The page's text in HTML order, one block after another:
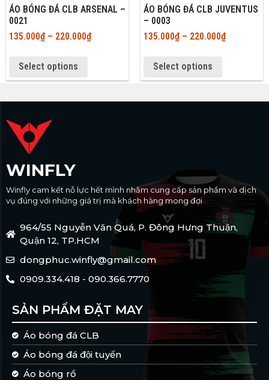
ÁO BÓNG ĐÁ CLB ARSENAL –
0021
135.000₫– 220.000₫
Select options
ÁO BÓNG ĐÁ CLB JUVENTUS
– 0003
135.000₫– 220.000₫
Select options
WINFLY
Winfly cam kết nỗ lực hết mình nhằm cung cấp sản phẩm và dịch
vụ đúng với những giá trị mà khách hàng mong đợi
964/55 Nguyễn Văn Quá, P. Đông Hưng Thuận,
Quận 12, TP.HCM
dongphuc.winfly@gmail.com
0909.334.418 - 090.366.7770
SẢN PHẨM ĐẶT MAY
Áo bóng đá CLB
Áo bóng đá đội tuyển
Áo bóng rổ